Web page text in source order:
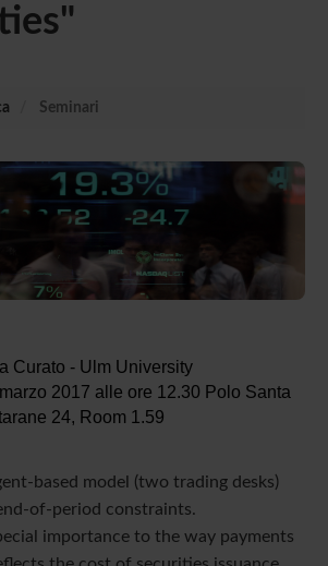
Seminari
Curato - Ulm University
2017 alle ore 12.30 Polo Santa
24, Room 1.59
based model (two trading desks)
of-period constraints.
importance to the way payments